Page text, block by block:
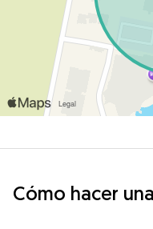
Cómo hacer